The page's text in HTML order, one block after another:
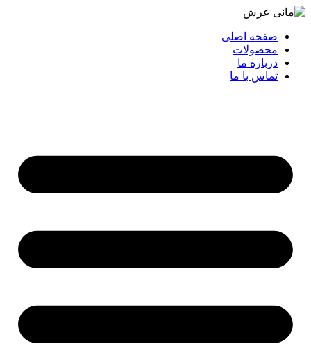
صفحه اصلی
محصولات
درباره ما
تماس با ما